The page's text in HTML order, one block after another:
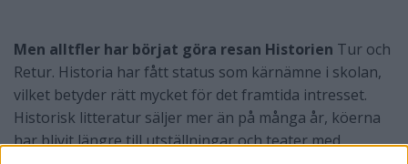
Men alltfler har börjat göra resan Historien Tur och
Retur. Historia har fått status som kärnämne i skolan,
vilket betyder rätt mycket för det framtida intresset.
Historisk litteratur säljer mer än på många år, köerna
har blivit längre till utställningar och teater med